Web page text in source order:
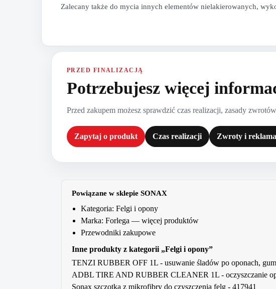
Zalecany także do mycia innych elementów nielakierowanych,
PRZED FINALIZACJĄ
Potrzebujesz więcej
Przed zakupem możesz sprawdzić czas realizacji, zasady
Zapytaj o produkt Czas realizacji Zwroty i
Powiązane w sklepie SONAX
Kategoria: Felgi i opony
Marka: Forlega — więcej produktów
Przewodniki zakupowe
Inne produkty z kategorii „Felgi i opony”
TENZI RUBBER OFF 1L - usuwanie śladów po oponach,
ADBL TIRE AND RUBBER CLEANER 1L - oczyszczanie
Sonax szczotka z mikrofibry do czyszczenia felg - 417941